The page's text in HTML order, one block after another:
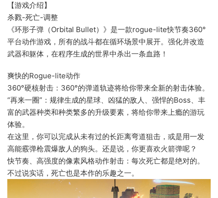
【游戏介绍】
杀戮-死亡-调整
《环形子弹（Orbital Bullet）》是一款rogue-lite快节奏360°
平台动作游戏，所有的战斗都在循环场景中展开。强化并改造
武器和躯体，在程序生成的世界中杀出一条血路！
爽快的Rogue-lite动作
360°硬核射击：360°的弹道轨迹将给你带来全新的射击体验。
“再来一圈”：规律生成的星球、凶猛的敌人、强悍的Boss、丰
富的武器种类和种类繁多的升级要素，将给你带来上瘾的游玩
体验。
在这里，你可以完成从未有过的长距离弯道狙击，或是用一发
高能霰弹枪震爆敌人的狗头。还是说，你更喜欢火箭弹呢？
快节奏、高强度的像素风格动作射击：每次死亡都是绝对的。
不过说实话，死亡也是本作的乐趣之一。